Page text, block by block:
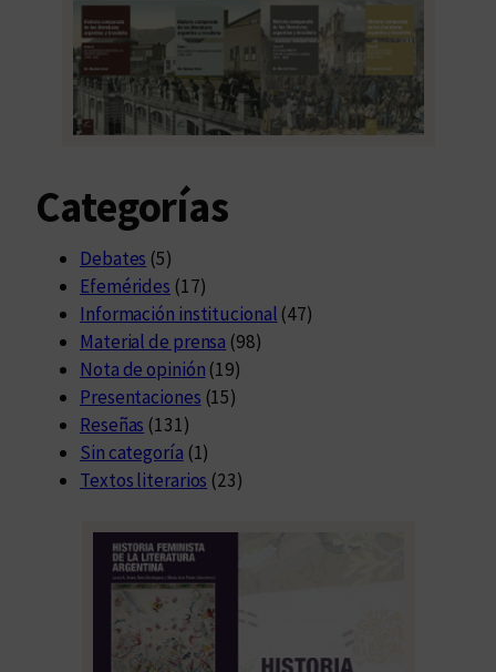
Categorías
Debates (5)
Efemérides (17)
Información institucional (47)
Material de prensa (98)
Nota de opinión (19)
Presentaciones (15)
Reseñas (131)
Sin categoría (1)
Textos literarios (23)